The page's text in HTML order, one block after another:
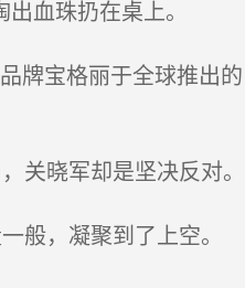
血珠扔在桌上。
牌宝格丽于全球推出的
晓军却是坚决反对。
般，凝聚到了上空。